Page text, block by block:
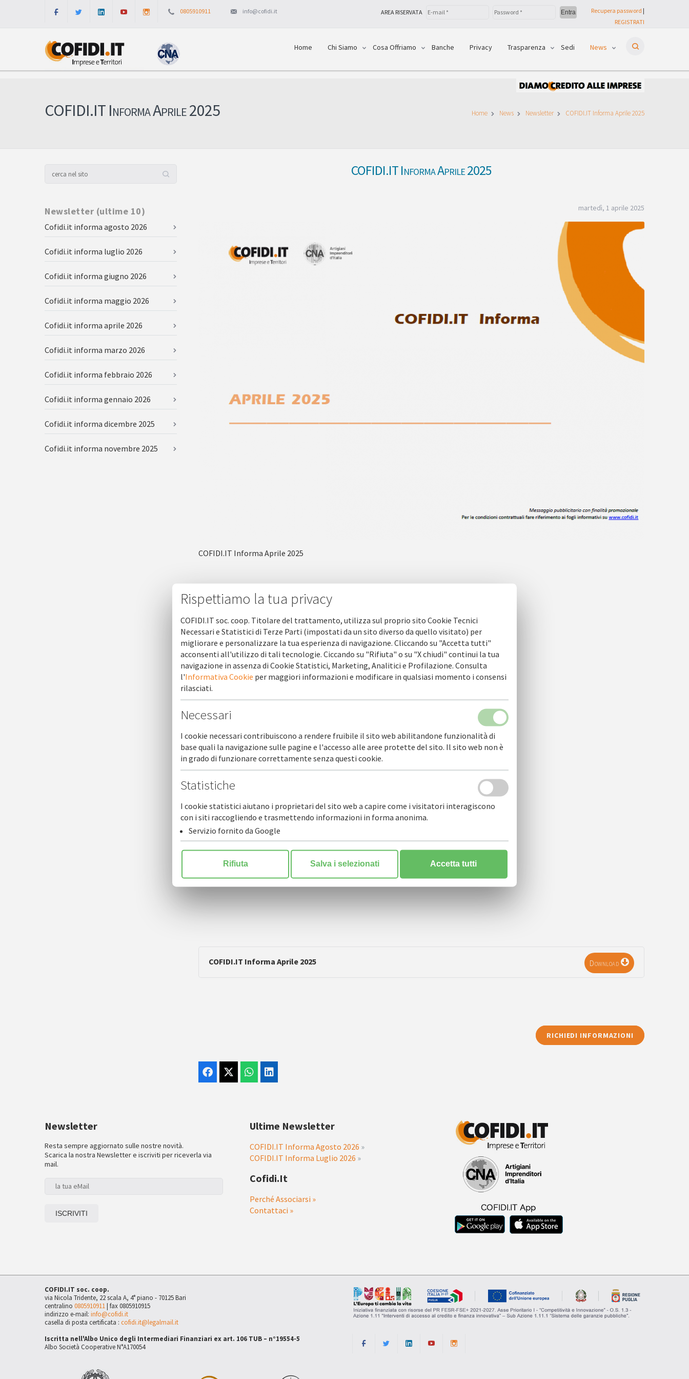
0805910911 info@cofidi.it AREA RISERVATA Recupera password |
REGISTRATI
Home Chi Siamo Cosa Offriamo Banche Privacy Trasparenza Sedi News
COFIDI.IT Informa Aprile 2025 Home News Newsletter COFIDI.IT Informa Aprile 2025
COFIDI.IT Informa Aprile 2025
martedì, 1 aprile 2025
COFIDI.IT Informa Aprile 2025
COFIDI.IT Informa Aprile 2025 Download
RICHIEDI INFORMAZIONI
Newsletter (ultime 10)
Cofidi.it informa agosto 2026
Cofidi.it informa luglio 2026
Cofidi.it informa giugno 2026
Cofidi.it informa maggio 2026
Cofidi.it informa aprile 2026
Cofidi.it informa marzo 2026
Cofidi.it informa febbraio 2026
Cofidi.it informa gennaio 2026
Cofidi.it informa dicembre 2025
Cofidi.it informa novembre 2025
Newsletter
Resta sempre aggiornato sulle nostre novità.
Scarica la nostra Newsletter e iscriviti per riceverla via
mail.
Ultime Newsletter
COFIDI.IT Informa Agosto 2026 »
COFIDI.IT Informa Luglio 2026 »
Cofidi.it
Perché Associarsi »
Contattaci »
COFIDI.IT soc. coop.
via Nicola Tridente, 22 scala A, 4° piano - 70125 Bari
centralino 0805910911| fax 0805910915
indirizzo e-mail: info@cofidi.it
casella di posta certificata : cofidi.it@legalmail.it
Iscritta nell'Albo Unico degli Intermediari Finanziari ex art. 106 TUB – n°19554-5
Albo Società Cooperative N°A170054
Rispettiamo la tua privacy
COFIDI.IT soc. coop. Titolare del trattamento, utilizza sul proprio sito Cookie Tecnici
Necessari e Statistici di Terze Parti (impostati da un sito diverso da quello visitato) per
migliorare e personalizzare la tua esperienza di navigazione. Cliccando su "Accetta tutti"
acconsenti all'utilizzo di tali tecnologie. Ciccando su "Rifiuta" o su "X chiudi" continui la tua
navigazione in assenza di Cookie Statistici, Marketing, Analitici e Profilazione. Consulta
l'Informativa Cookie per maggiori informazioni e modificare in qualsiasi momento i consensi
rilasciati.
Necessari
I cookie necessari contribuiscono a rendere fruibile il sito web abilitandone funzionalità di
base quali la navigazione sulle pagine e l'accesso alle aree protette del sito. Il sito web non è
in grado di funzionare correttamente senza questi cookie.
Statistiche
I cookie statistici aiutano i proprietari del sito web a capire come i visitatori interagiscono
con i siti raccogliendo e trasmettendo informazioni in forma anonima.
Servizio fornito da Google
Rifiuta Salva i selezionati Accetta tutti